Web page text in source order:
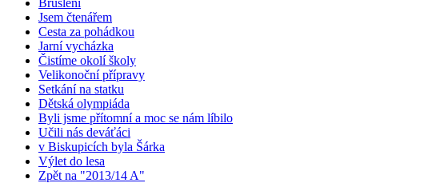
Jsem čtenářem
Cesta za pohádkou
Jarní vycházka
Čistíme okolí školy
Velikonoční přípravy
Setkání na statku
Dětská olympiáda
Byli jsme přítomní a moc se nám líbilo
Učili nás deváťáci
v Biskupicích byla Šárka
Výlet do lesa
Zpět na "2013/14 A"